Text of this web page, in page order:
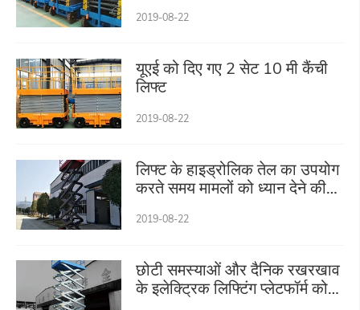
2019-08-22
यूएई को दिए गए 2 सेट 10 मी कैंची
लिफ्ट
2019-08-22
लिफ्ट के हाइड्रोलिक तेल का उपयोग
करते समय मामलों को ध्यान देने की
2019-08-22
छोटी समस्याओं और दैनिक रखरखाव
के इलेक्ट्रिक लिफ्टिंग प्लेटफॉर्म को